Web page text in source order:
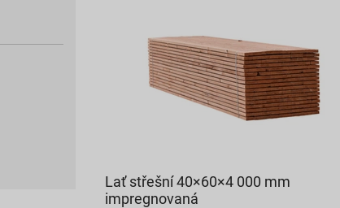
Lať střešní 40×60×4 000 mm
impregnovaná